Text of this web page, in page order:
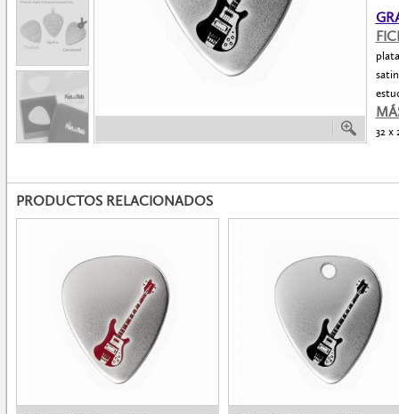
32
PRODUCTOS RELACIONADOS